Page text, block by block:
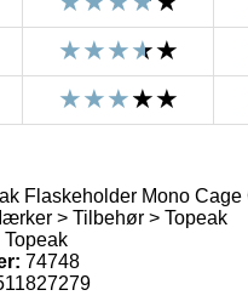
Flaskeholder Mono Cage
> Tilbehør > Topeak
Topeak
74748